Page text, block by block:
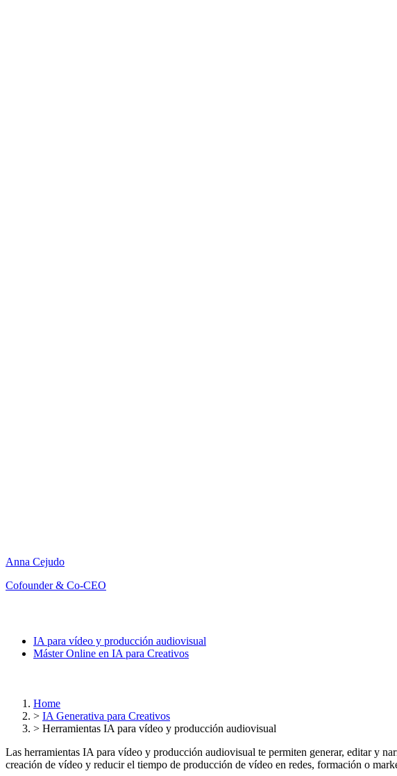
Anna Cejudo
Cofounder & Co-CEO
IA para vídeo y producción audiovisual
Máster Online en IA para Creativos
Home
> IA Generativa para Creativos
> Herramientas IA para vídeo y producción audiovisual
Las herramientas IA para vídeo y producción audiovisual te permiten generar, editar y
creación de vídeo y reducir el tiempo de producción de vídeo en redes, formación o